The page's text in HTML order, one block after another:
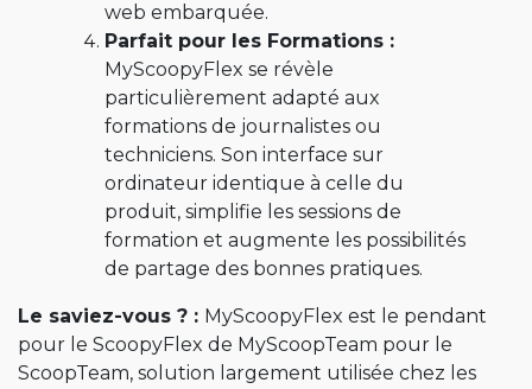
web embarquée.
Parfait pour les Formations :
MyScoopyFlex se révèle
particulièrement adapté aux
formations de journalistes ou
techniciens. Son interface sur
ordinateur identique à celle du
produit, simplifie les sessions de
formation et augmente les possibilités
de partage des bonnes pratiques.
Le saviez-vous ? : MyScoopyFlex est le pendant
pour le ScoopyFlex de MyScoopTeam pour le
ScoopTeam, solution largement utilisée chez les